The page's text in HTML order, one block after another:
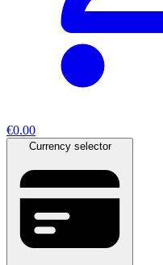
€0.00
Currency selector